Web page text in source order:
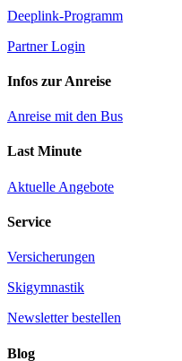
Deeplink-Programm
Partner Login
Infos zur Anreise
Anreise mit den Bus
Last Minute
Aktuelle Angebote
Service
Versicherungen
Skigymnastik
Newsletter bestellen
Blog